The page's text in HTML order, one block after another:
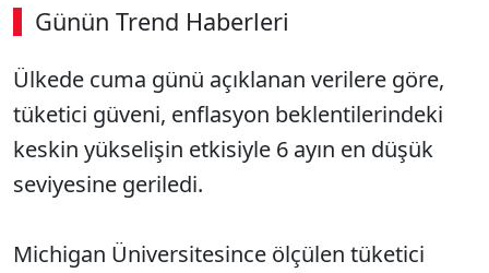
Günün Trend Haberleri
SÖZCÜ SON DAKİKA
Ülkede cuma günü açıklanan verilere göre,
tüketici güveni, enflasyon beklentilerindeki
keskin yükselişin etkisiyle 6 ayın en düşük
seviyesine geriledi.
Michigan Üniversitesince ölçülen tüketici